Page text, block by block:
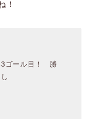
！
3ゴール目！ 勝